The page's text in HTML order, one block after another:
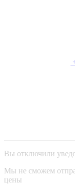
Вы отключили
Мы не сможем
цены